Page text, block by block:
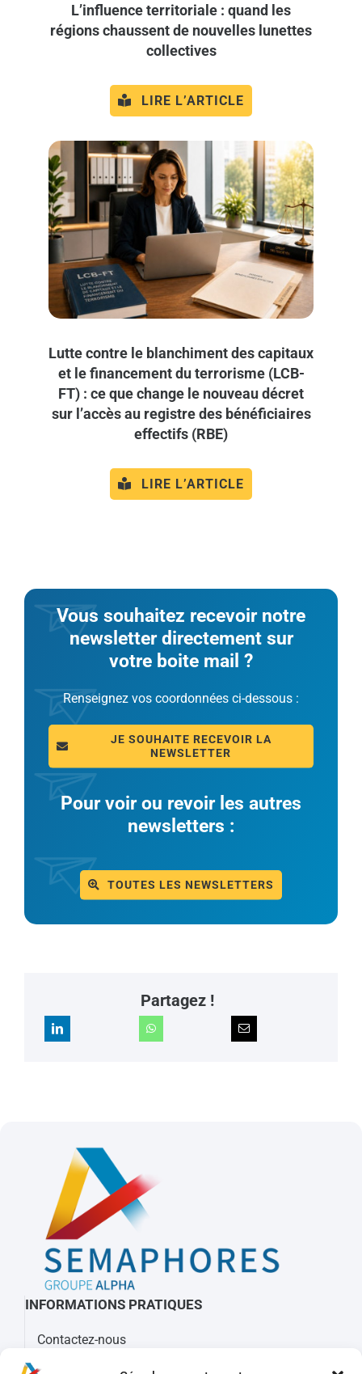
L’influence territoriale : quand les
régions chaussent de nouvelles lunettes
collectives
LIRE L’ARTICLE
Lutte contre le blanchiment des capitaux
et le financement du terrorisme (LCB-
FT) : ce que change le nouveau décret
sur l’accès au registre des bénéficiaires
effectifs (RBE)
LIRE L’ARTICLE
Vous souhaitez recevoir notre
newsletter directement sur
votre boite mail ?
Renseignez vos coordonnées ci-dessous :
JE SOUHAITE RECEVOIR LA
NEWSLETTER
Pour voir ou revoir les autres
newsletters :
TOUTES LES NEWSLETTERS
Partagez !
INFORMATIONS PRATIQUES
Contactez-nous